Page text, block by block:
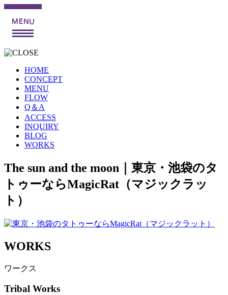
HOME
CONCEPT
MENU
FLOW
Q＆A
ACCESS
INQUIRY
BLOG
WORKS
The sun and the moon｜東京・池袋のタ
トゥーならMagicRat（マジックラッ
ト）
WORKS
ワークス
Tribal Works